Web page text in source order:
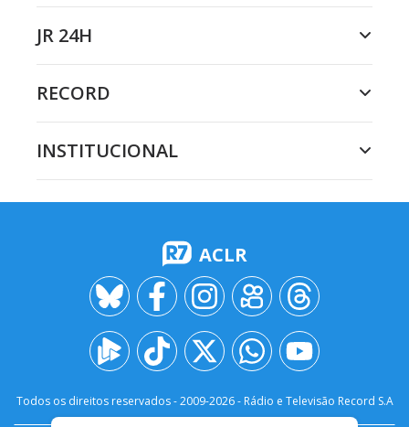
JR 24H
RECORD
INSTITUCIONAL
ACLR
Todos os direitos reservados - 2009-2026- Rádio e Televisão Record S.A